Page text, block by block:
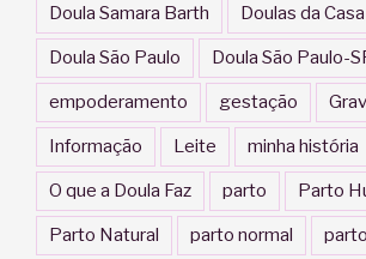
Doula Samara Barth Doulas da Casa
Doula São Paulo Doula São Paulo-
empoderamento gestação
Informação Leite minha história
O que a Doula Faz parto Parto
Parto Natural parto normal